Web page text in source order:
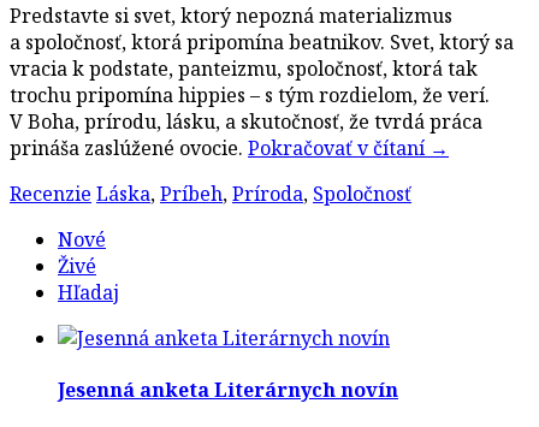
Predstavte si svet, ktorý nepozná materializmus
a spoločnosť, ktorá pripomína beatnikov. Svet, ktorý sa
vracia k podstate, panteizmu, spoločnosť, ktorá tak
trochu pripomína hippies – s tým rozdielom, že verí.
V Boha, prírodu, lásku, a skutočnosť, že tvrdá práca
prináša zaslúžené ovocie. Pokračovať v čítaní →
Recenzie Láska,Príbeh,Príroda, Spoločnosť
Nové
Živé
Hľadaj
Jesenná anketa Literárnych novín